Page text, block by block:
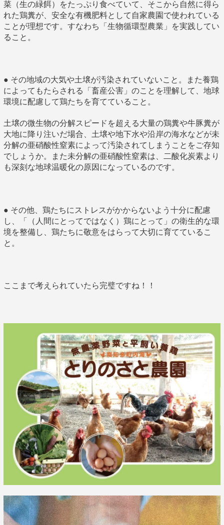
菜（生の緑餌）をたっぷり食べていて、そこから自然に得ら
れた鶏糞が、安全な有機肥料として自家農園で使われている
ことが理想です。すなわち「生物循環型農業」を実践してい
ること。
● その地域の大気や土壌が汚染されていないこと。また養鶏
によってもたらされる「畜産公害」のことを理解して、地球
環境に配慮して鶏たちを育てていること。
土壌の微生物の分解スピードを超える大量の鶏糞や牛豚糞が
大地に降り注いだ場合、土壌や地下水や沿岸の海水などが未
分解の亜硝酸性窒素によって汚染されてしまうことをご存知
でしょうか。また未分解の亜硝酸性窒素は、二酸化炭素より
も深刻な地球温暖化の原因になっているのです。
● その他、鶏たちにストレスがかからないよう十分に配慮
し、「（人間にとってではなく）鶏にとって」の衛生的な環
境を整備し、鶏たちに敬意をはらって大切に育てているこ
と。
ここまで考えられていたら完璧ですね！！